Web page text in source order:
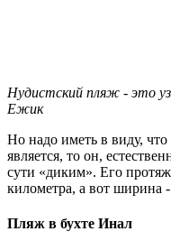
Нудистский пляж - это
Ежик
Но надо иметь в виду,
является, то он,
сути «диким». Его
километра, а вот ширина
Пляж в бухте Инал